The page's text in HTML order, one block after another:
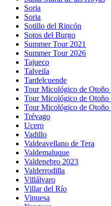
Soria
Soria
Sotillo del Rincón
Sotos del Burgo
Summer Tour 2021
Summer Tour 2026
Tajueco
Talveila
Tardelcuende
Tour Micológico de Otoño
Tour Micológico de Otoño
Tour Micológico de Otoño
Trévago
Ucero
Vadillo
Valdeavellano de Tera
Valdemaluque
Valdenebro 2023
Valderrodilla
Villálvaro
Villar del Río
Vinuesa